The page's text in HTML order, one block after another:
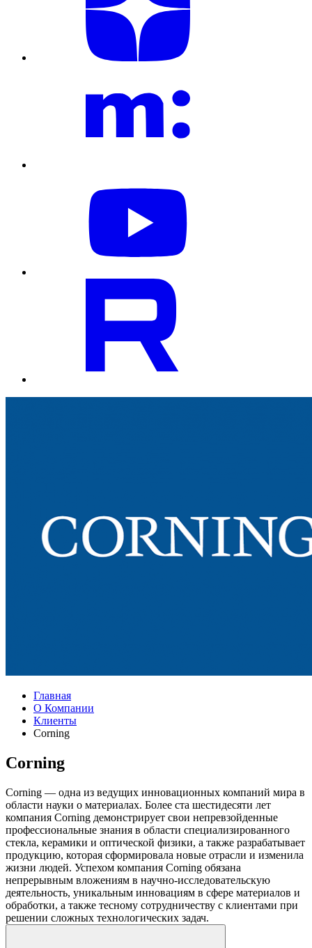
Главная
О Компании
Клиенты
Corning
Corning
Corning — одна из ведущих инновационных компаний мира в
области науки о материалах. Более ста шестидесяти лет
компания Corning демонстрирует свои непревзойденные
профессиональные знания в области специализированного
стекла, керамики и оптической физики, а также разрабатывает
продукцию, которая сформировала новые отрасли и изменила
жизни людей. Успехом компания Corning обязана
непрерывным вложениям в научно-исследовательскую
деятельность, уникальным инновациям в сфере материалов и
обработки, а также тесному сотрудничеству с клиентами при
решении сложных технологических задач.